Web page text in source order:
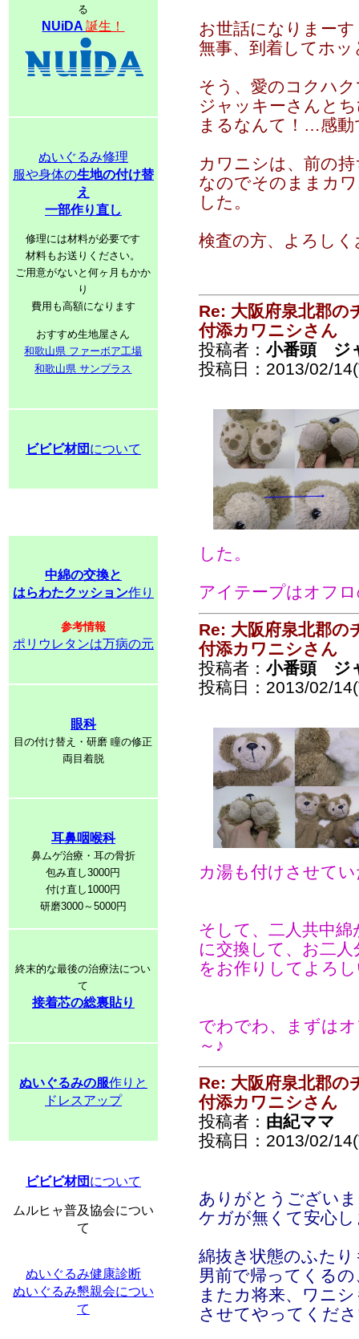
る
NUiDA誕生！
ぬいぐるみ修理
服や身体の生地の付け替
え
一部作り直し
修理には材料が必要です
材料もお送りください。
ご用意がないと何ヶ月もかか
り
費用も高額になります
おすすめ生地屋さん
和歌山県 ファーボア工場
和歌山県 サンプラス
ビビビ材団 について
中綿の交換と
はらわたクッション作り
参考情報
ポリウレタンは万病の元
眼科
目の付け替え・研磨 瞳の修正
両目着脱
耳鼻咽喉科
鼻ムゲ治療・耳の骨折
包み直し3000円
付け直し1000円
研磨3000～5000円
終末的な最後の治療法につい
て
接着芯の総裏貼り
ぬいぐるみの服作りと
ドレスアップ
ビビビ材団 について
ムルヒャ普及協会につい
て
ぬいぐるみ健康診断
ぬいぐるみ懇親会につい
て
お世話になりまーす
無事、到着してホ
そう、愛のコクハ
ジャッキーさんと
まるなんて！…感動
カワニシは、前の
なのでそのままカ
した。
検査の方、よろし
Re: 大阪府泉北郡の
付添カワニシさん
投稿者： 小番頭 ジ
投稿日：2013/02/
した。
アイテープはオフ
Re: 大阪府泉北郡の
付添カワニシさん
投稿者： 小番頭 ジ
投稿日：2013/02/
カ湯も付けさせて
そして、二人共中
に交換して、お二
をお作りしてよろ
でわでわ、まずは
～♪
Re: 大阪府泉北郡の
付添カワニシさん
投稿者： 由紀ママ
投稿日：2013/02/
ありがとうござい
ケガが無くて安心
綿抜き状態のふた
男前で帰ってくる
またカ将来、ワニ
させてやってくだ